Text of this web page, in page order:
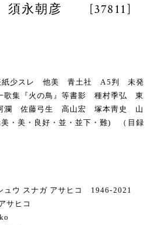
須永朝彦 [37811]
紙少スレ 他美 青土社 A5判 未発
歌集『火の鳥』等書影 種村季弘 東
瀾 佐藤弓生 高山宏 塚本靑史 山
美・良好・並・並下・難) （目録
ュウ スナガ アサヒコ 1946-2021
サヒコ